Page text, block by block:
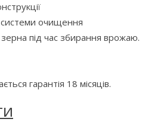
системи очищення
зерна під час збирання врожаю.
гарантія 18 місяців.